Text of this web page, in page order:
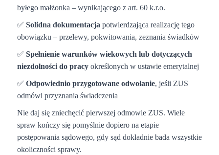
byłego małżonka – wynikającego z art. 60 k.r.o.
✅ Solidna dokumentacja potwierdzająca realizację tego
obowiązku – przelewy, pokwitowania, zeznania świadków
✅ Spełnienie warunków wiekowych lub dotyczących
niezdolności do pracyokreślonych w ustawie emerytalnej
✅ Odpowiednio przygotowane odwołanie, jeśli ZUS
odmówi przyznania świadczenia
Nie daj się zniechęcić pierwszej odmowie ZUS. Wiele
spraw kończy się pomyślnie dopiero na etapie
postępowania sądowego, gdy sąd dokładnie bada wszystkie
okoliczności sprawy.